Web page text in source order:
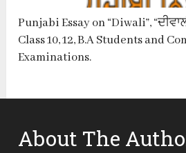
Punjabi Essay on “Diwali”,
Class 10, 12, B.A Students and
Examinations.
About The